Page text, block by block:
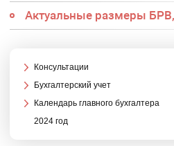
Актуальные размеры
Консультации
Бухгалтерский учет
Календарь главного бухгалтера
2024 год